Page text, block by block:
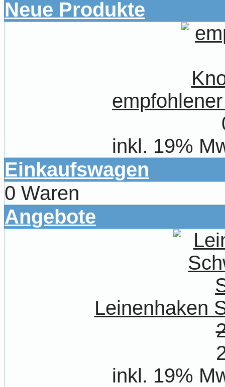
Neue Produkte
inkl. 19%
Einkaufswagen
0 Waren
Angebote
Leinenhaken
inkl. 19%